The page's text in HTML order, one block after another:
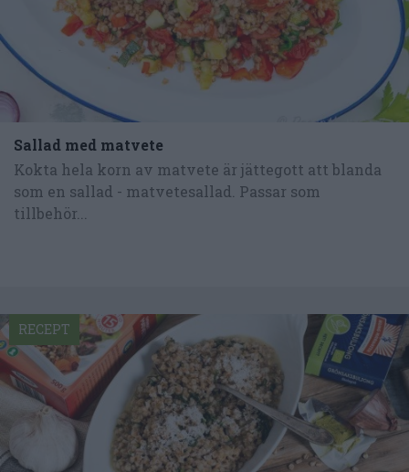
Sallad med matvete
Kokta hela korn av matvete är jättegott att blanda
som en sallad - matvetesallad. Passar som
tillbehör...
RECEPT